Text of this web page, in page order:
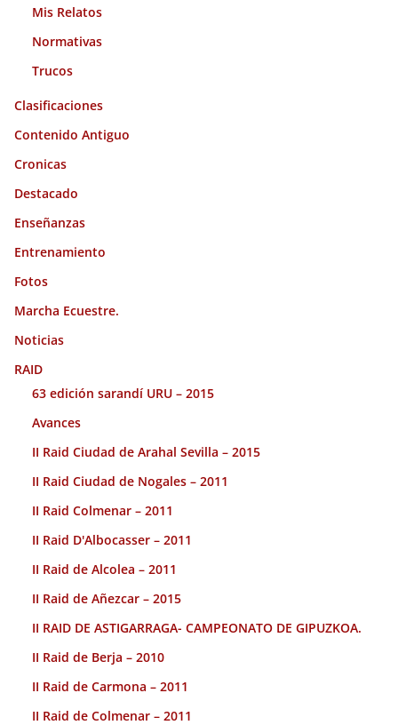
Mis Relatos
Normativas
Trucos
Clasificaciones
Contenido Antiguo
Cronicas
Destacado
Enseñanzas
Entrenamiento
Fotos
Marcha Ecuestre.
Noticias
RAID
63 edición sarandí URU – 2015
Avances
II Raid Ciudad de Arahal Sevilla – 2015
II Raid Ciudad de Nogales – 2011
II Raid Colmenar – 2011
II Raid D'Albocasser – 2011
II Raid de Alcolea – 2011
II Raid de Añezcar – 2015
II RAID DE ASTIGARRAGA- CAMPEONATO DE GIPUZKOA.
II Raid de Berja – 2010
II Raid de Carmona – 2011
II Raid de Colmenar – 2011